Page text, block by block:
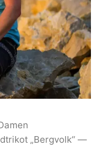
„Bergvolk“ —